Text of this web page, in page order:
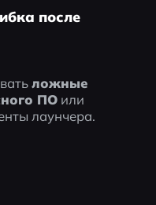
после
ложные
ПО или
лаунчера.